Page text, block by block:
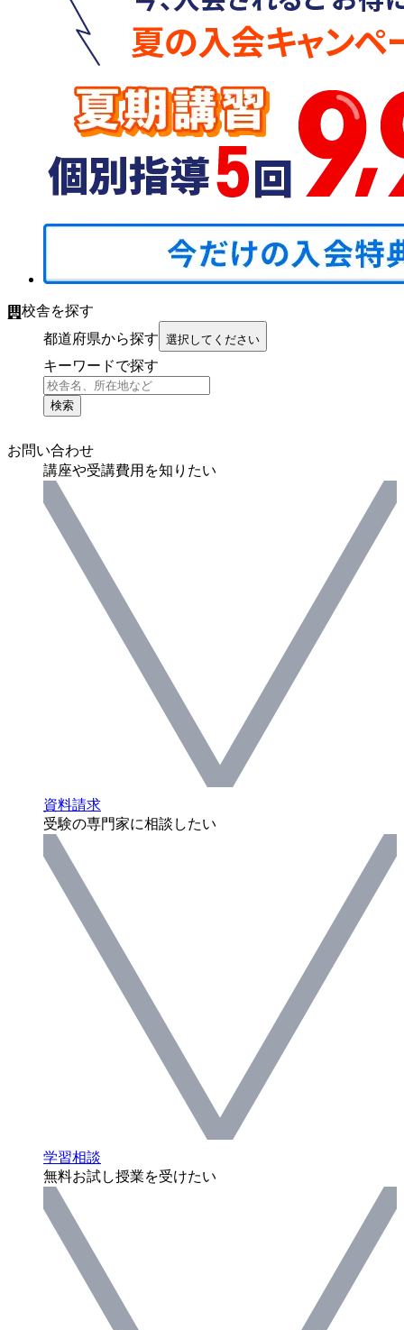
校舎を探す
都道府県から探す 選択してください
キーワードで探す
検索
お問い合わせ
講座や受講費用を知りたい
資料請求
受験の専門家に相談したい
学習相談
無料お試し授業を受けたい